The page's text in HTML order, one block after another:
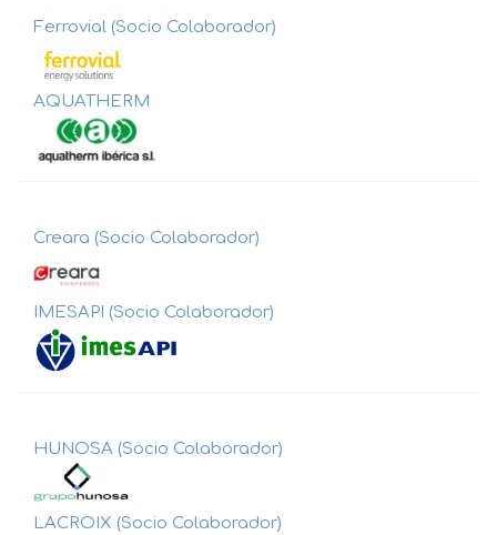
Ferrovial (Socio Colaborador)
AQUATHERM
Creara (Socio Colaborador)
IMESAPI (Socio Colaborador)
HUNOSA (Socio Colaborador)
LACROIX (Socio Colaborador)